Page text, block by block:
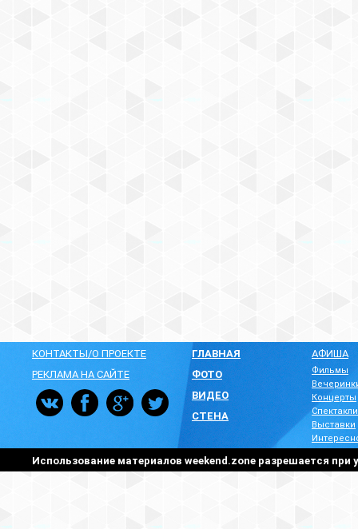
КОНТАКТЫ/О ПРОЕКТЕ
РЕКЛАМА НА САЙТЕ
ГЛАВНАЯ
ФОТО
ВИДЕО
СТЕНА
АФИША
Фильмы
Концерты
Спектакли
Выставки
Использование материалов weekend.zone разрешается